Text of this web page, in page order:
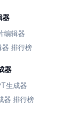
器
编辑器
器 排行榜
器
生成器
器 排行榜